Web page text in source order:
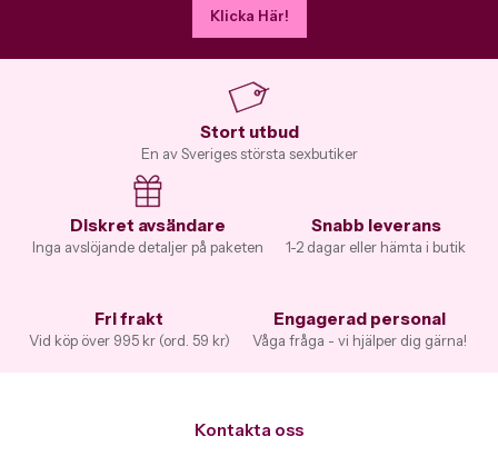
Klicka Här!
Stort utbud
En av Sveriges största sexbutiker
Diskret avsändare
Inga avslöjande detaljer på paketen
Snabb leverans
1-2 dagar eller hämta i butik
Fri frakt
Vid köp över 995 kr (ord. 59 kr)
Engagerad personal
Våga fråga - vi hjälper dig gärna!
Kontakta oss